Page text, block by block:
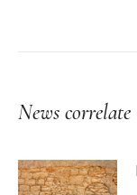
News correlate